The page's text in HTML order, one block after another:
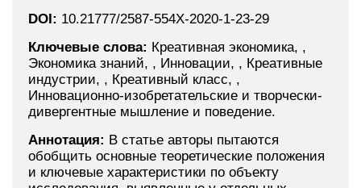
DOI: 10.21777/2587-554X-2020-1-23-29
Ключевые слова: Креативная экономика, ,
Экономика знаний, , Инновации, , Креативные
индустрии, , Креативный класс, ,
Инновационно-изобретательские и творчески-
дивергентные мышление и поведение.
Аннотация: В статье авторы пытаются
обобщить основные теоретические положения
и ключевые характеристики по объекту